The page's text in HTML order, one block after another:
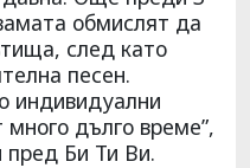
обмислят да
след като
песен.
индивидуални
много дълго време”,
Би Ти Ви.